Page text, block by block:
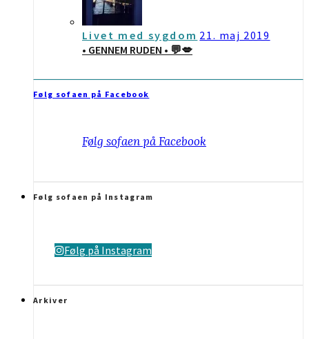
Livet med sygdom 21. maj 2019
• GENNEM RUDEN • 💬💋
Følg sofaen på Facebook
Følg sofaen på Facebook
Følg sofaen på Instagram
Følg på Instagram
Arkiver